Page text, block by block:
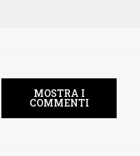
MOSTRA I
COMMENTI